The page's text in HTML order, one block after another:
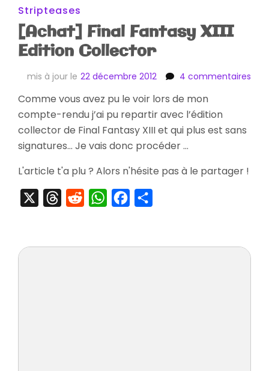
Stripteases
[Achat] Final Fantasy XIII
Edition Collector
mis à jour le 22 décembre 2012 4 commentaires
Comme vous avez pu le voir lors de mon
compte-rendu j’ai pu repartir avec l’édition
collector de Final Fantasy XIII et qui plus est sans
signatures… Je vais donc procéder …
L'article t'a plu ? Alors n'hésite pas à le partager !
ThreadsRedditWhatsAppFacebook